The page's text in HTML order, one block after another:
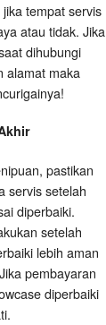
tempat servis
atau tidak. Jika
dihubungi
alamat maka
pastikan
servis setelah
diperbaiki.
setelah
lebih aman
pembayaran
diperbaiki